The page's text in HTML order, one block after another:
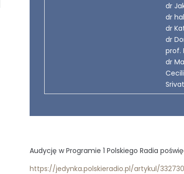
dr
dr
dr
dr
prof.
dr
Audycję w Programie 1 Polskiego Radia
https://jedynka.polskieradio.pl/artykul/